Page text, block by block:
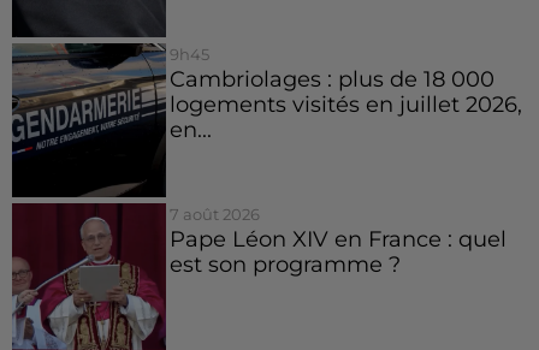
9h45
Cambriolages : plus de 18 000
logements visités en juillet 2026,
en...
7 août 2026
Pape Léon XIV en France : quel
est son programme ?